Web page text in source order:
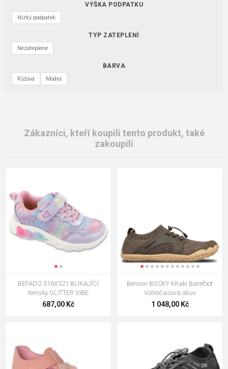
VÝŠKA PODPATKU
Nízký podpatek
TYP ZATEPLENÍ
Nezateplené
BARVA
Růžová Modrá
Zákazníci, kteří koupili tento produkt, také
zakoupili
BEFADO 516X521 BLIKAJÍCÍ
tenisky GLITTER VIBE
687,00 Kč
Bennon BOSKY Khaki Barefoot
Volnočasová obuv
1 048,00 Kč